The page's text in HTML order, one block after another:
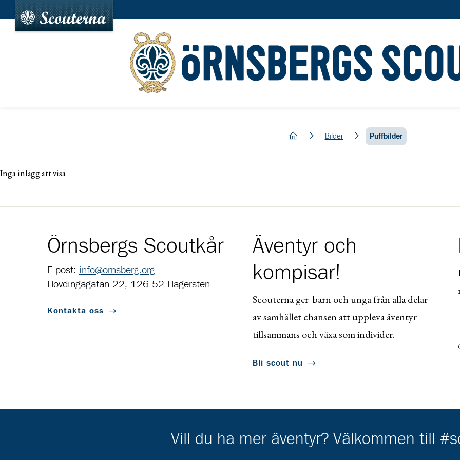
hem Bilder Puffbilder
Inga inlägg att visa
Örnsbergs Scoutkår
E-post: info@ornsberg.org
Hövdingagatan 22, 126 52 Hägersten
Kontakta oss
Äventyr och
kompisar!
Scouterna ger barn och unga från alla delar
av samhället chansen att uppleva äventyr
tillsammans och växa som individer.
Bli scout nu
Vill du ha mer äventyr? Välkommen till